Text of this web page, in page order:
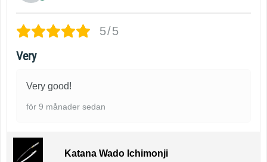
5/5
Very
Very good!
för 9 månader sedan
Katana Wado Ichimonji